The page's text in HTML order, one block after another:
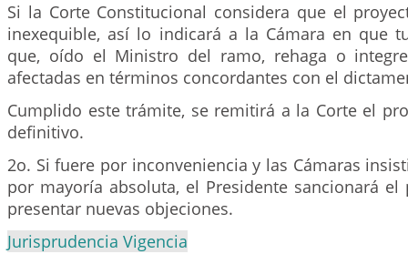
Si la Corte Constitucional considera que el
inexequible, así lo indicará a la Cámara en que
que, oído el Ministro del ramo, rehaga o
afectadas en términos concordantes con el
Cumplido este trámite, se remitirá a la Corte el
definitivo.
2o. Si fuere por inconveniencia y las Cámaras
por mayoría absoluta, el Presidente sancionará
presentar nuevas objeciones.
Jurisprudencia Vigencia